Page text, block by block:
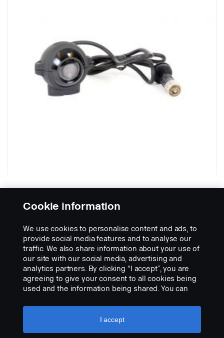
DIN
Part Description:
Pro zvýšení bezpečnosti v okolí vozidla zkombinujte s rozhraním
2629325 NTG nebo rozhraním 2629324 PGR. Je připojena k BCI
a aktivuje se páčkou směrových světel. Je plně flexibilní, protože
lze stisknutím tlačítka přepínat zrcadlové zobrazení.
- 470.000 pixelů
Cookie information
We use cookies to personalise content and ads, to
provide social media features and to analyse our
traffic. We also share information about your use of
our site with our social media, advertising and
analytics partners. By clicking “I accept”, you are
agreeing to give your consent to all cookies being
used and the information being shared. You can
settings” and selecting the categories you’d like to
accept. For a more detailed explanation of how we
I accept